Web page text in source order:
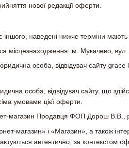
нової редакції оферти.
іншого, наведені нижче терміни
м. Мукачево, вул.
особа, відвідувач сайту
особа, відвідувач сайту, що
умовами цієї оферти.
магазин Продавця ФОП Дорош В.В.,
магазин» і «Магазин», а також
автентично, за контекстом